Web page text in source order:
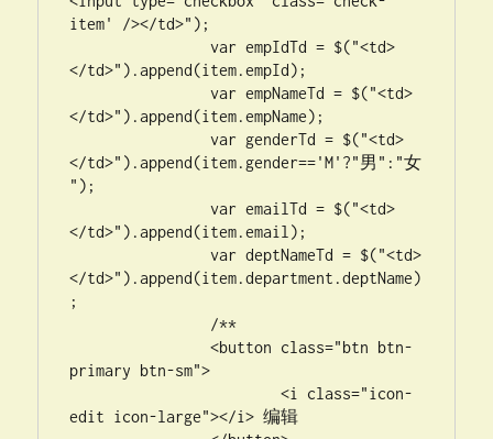
item' /></td>");
		var empIdTd = $("<td>
</td>").append(item.empId);
		var empNameTd = $("<td>
</td>").append(item.empName);
		var genderTd = $("<td>
</td>").append(item.gender=='M'?"男":"女
");
		var emailTd = $("<td>
</td>").append(item.email);
		var deptNameTd = $("<td>
</td>").append(item.department.deptName)
;
		<button class="btn btn-
primary btn-sm">
			<i class="icon-
edit icon-large"></i> 编辑